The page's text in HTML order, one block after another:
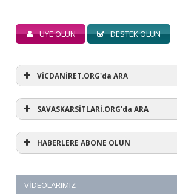
ÜYE OLUN DESTEK OLUN
VİCDANİRET.ORG'da ARA
SAVASKARSİTLARİ.ORG'da ARA
HABERLERE ABONE OLUN
VIDEOLARIMIZ